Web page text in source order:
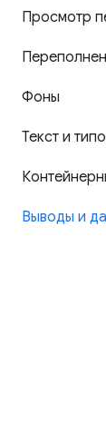
Просмотр
Фоны
Текст и
Выводы и